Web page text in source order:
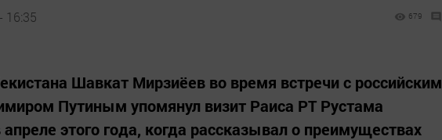
16:35 679
Шавкат Мирзиёев во время встречи с российским
Путиным упомянул визит Раиса РТ Рустама
этого года, когда рассказывал о преимуществах